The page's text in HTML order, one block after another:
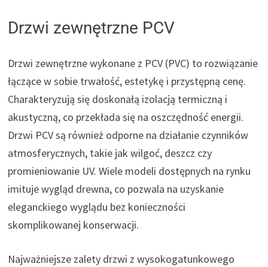
Drzwi zewnętrzne PCV
Drzwi zewnętrzne wykonane z PCV (PVC) to rozwiązanie
łączące w sobie trwałość, estetykę i przystępną cenę.
Charakteryzują się doskonałą izolacją termiczną i
akustyczną, co przekłada się na oszczędność energii.
Drzwi PCV są również odporne na działanie czynników
atmosferycznych, takie jak wilgoć, deszcz czy
promieniowanie UV. Wiele modeli dostępnych na rynku
imituje wygląd drewna, co pozwala na uzyskanie
eleganckiego wyglądu bez konieczności
skomplikowanej konserwacji.
Najważniejsze zalety drzwi z wysokogatunkowego